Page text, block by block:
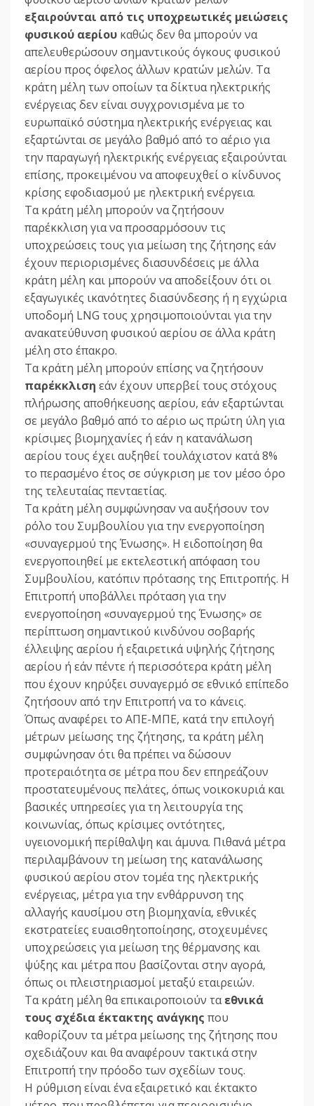
εξαιρούνται από τις υποχρεωτικές μειώσεις
φυσικού αερίου καθώς δεν θα μπορούν να
απελευθερώσουν σημαντικούς όγκους φυσικού
αερίου προς όφελος άλλων κρατών μελών. Τα
κράτη μέλη των οποίων τα δίκτυα ηλεκτρικής
ενέργειας δεν είναι συγχρονισμένα με το
ευρωπαϊκό σύστημα ηλεκτρικής ενέργειας και
εξαρτώνται σε μεγάλο βαθμό από το αέριο για
την παραγωγή ηλεκτρικής ενέργειας εξαιρούνται
επίσης, προκειμένου να αποφευχθεί ο κίνδυνος
κρίσης εφοδιασμού με ηλεκτρική ενέργεια.
Τα κράτη μέλη μπορούν να ζητήσουν
παρέκκλιση για να προσαρμόσουν τις
υποχρεώσεις τους για μείωση της ζήτησης εάν
έχουν περιορισμένες διασυνδέσεις με άλλα
κράτη μέλη και μπορούν να αποδείξουν ότι οι
εξαγωγικές ικανότητες διασύνδεσης ή η εγχώρια
υποδομή LNG τους χρησιμοποιούνται για την
ανακατεύθυνση φυσικού αερίου σε άλλα κράτη
μέλη στο έπακρο.
Τα κράτη μέλη μπορούν επίσης να ζητήσουν
παρέκκλιση εάν έχουν υπερβεί τους στόχους
πλήρωσης αποθήκευσης αερίου, εάν εξαρτώνται
σε μεγάλο βαθμό από το αέριο ως πρώτη ύλη για
κρίσιμες βιομηχανίες ή εάν η κατανάλωση
αερίου τους έχει αυξηθεί τουλάχιστον κατά 8%
το περασμένο έτος σε σύγκριση με τον μέσο όρο
της τελευταίας πενταετίας.
Τα κράτη μέλη συμφώνησαν να αυξήσουν τον
ρόλο του Συμβουλίου για την ενεργοποίηση
«συναγερμού της Ένωσης». Η ειδοποίηση θα
ενεργοποιηθεί με εκτελεστική απόφαση του
Συμβουλίου, κατόπιν πρότασης της Επιτροπής. Η
Επιτροπή υποβάλλει πρόταση για την
ενεργοποίηση «συναγερμού της Ένωσης» σε
περίπτωση σημαντικού κινδύνου σοβαρής
έλλειψης αερίου ή εξαιρετικά υψηλής ζήτησης
αερίου ή εάν πέντε ή περισσότερα κράτη μέλη
που έχουν κηρύξει συναγερμό σε εθνικό επίπεδο
ζητήσουν από την Επιτροπή να το κάνεις.
Όπως αναφέρει το ΑΠΕ-ΜΠΕ, κατά την επιλογή
μέτρων μείωσης της ζήτησης, τα κράτη μέλη
συμφώνησαν ότι θα πρέπει να δώσουν
προτεραιότητα σε μέτρα που δεν επηρεάζουν
προστατευμένους πελάτες, όπως νοικοκυριά και
βασικές υπηρεσίες για τη λειτουργία της
κοινωνίας, όπως κρίσιμες οντότητες,
υγειονομική περίθαλψη και άμυνα. Πιθανά μέτρα
περιλαμβάνουν τη μείωση της κατανάλωσης
φυσικού αερίου στον τομέα της ηλεκτρικής
ενέργειας, μέτρα για την ενθάρρυνση της
αλλαγής καυσίμου στη βιομηχανία, εθνικές
εκστρατείες ευαισθητοποίησης, στοχευμένες
υποχρεώσεις για μείωση της θέρμανσης και
ψύξης και μέτρα που βασίζονται στην αγορά,
όπως οι πλειστηριασμοί μεταξύ εταιρειών.
Τα κράτη μέλη θα επικαιροποιούν ταεθνικά
τους σχέδια έκτακτης ανάγκης που
καθορίζουν τα μέτρα μείωσης της ζήτησης που
σχεδιάζουν και θα αναφέρουν τακτικά στην
Επιτροπή την πρόοδο των σχεδίων τους.
Η ρύθμιση είναι ένα εξαιρετικό και έκτακτο